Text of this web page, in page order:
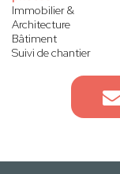
Immobilier &
Architecture
Bâtiment
Suivi de chantier